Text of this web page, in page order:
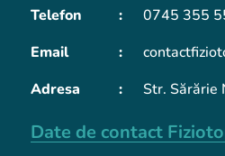
Telefon :
0745 355
Email
:
Adresa
: Str. Sărărie
Date de contact